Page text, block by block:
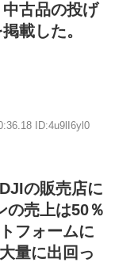
古品の投げ
載した。
ID:4u9lI6yl0
の販売店に
の売上は50％
フォームに
量に出回っ